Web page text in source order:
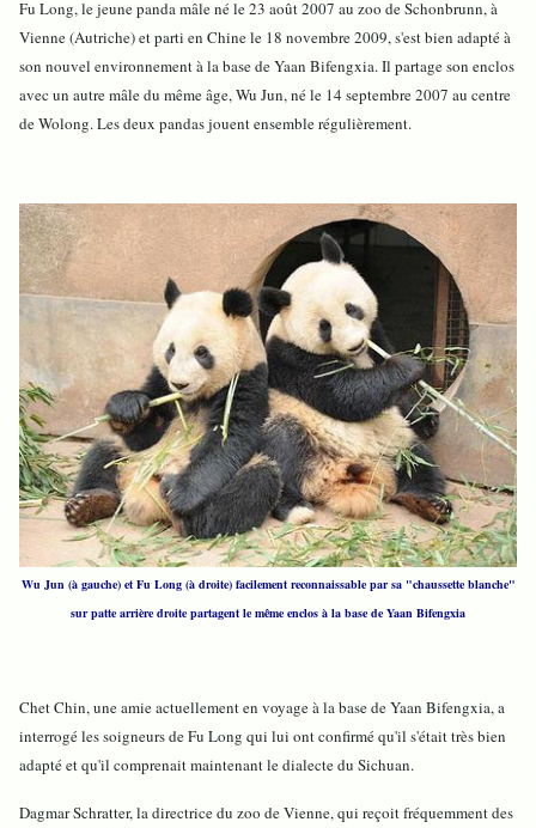
Fu Long, le jeune panda mâle né le 23 août 2007 au zoo de Schonbrunn, à
Vienne (Autriche) et parti en Chine le 18 novembre 2009, s'est bien adapté à
son nouvel environnement à la base de Yaan Bifengxia. Il partage son enclos
avec un autre mâle du même âge, Wu Jun, né le 14 septembre 2007 au centre
de Wolong. Les deux pandas jouent ensemble régulièrement.
Wu Jun (à gauche) et Fu Long (à droite) facilement reconnaissable par sa "chaussette blanche"
sur patte arrière droite partagent le même enclos à la base de Yaan Bifengxia
Chet Chin, une amie actuellement en voyage à la base de Yaan Bifengxia, a
interrogé les soigneurs de Fu Long qui lui ont confirmé qu'il s'était très bien
adapté et qu'il comprenait maintenant le dialecte du Sichuan.
Dagmar Schratter, la directrice du zoo de Vienne, qui reçoit fréquemment des